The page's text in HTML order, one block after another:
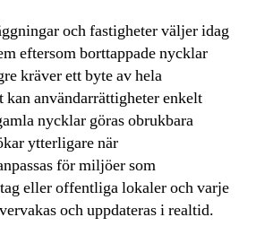
och fastigheter väljer idag
eftersom borttappade nycklar
kräver ett byte av hela
användarrättigheter enkelt
nycklar göras obrukbara
ytterligare när
för miljöer som
eller offentliga lokaler och varje
och uppdateras i realtid.